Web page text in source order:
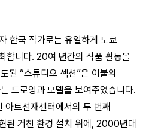
한국 작가로는 유일하게 도쿄
합니다. 20여 년간의 작품 활동을
된 “스튜디오 섹션”은 이불의
드로잉과 모델을 보여주었습니다.
아트선재센터에서의 두 번째
된 거친 환경 설치 위에, 2000년대